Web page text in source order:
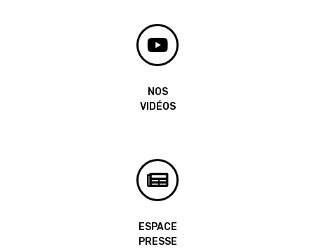
NOS
VIDÉOS
ESPACE
PRESSE